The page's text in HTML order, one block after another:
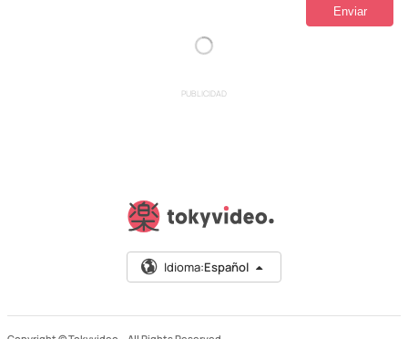
PUBLICIDAD
Idioma:Español